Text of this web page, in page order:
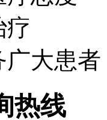
疗
广大患者
热线